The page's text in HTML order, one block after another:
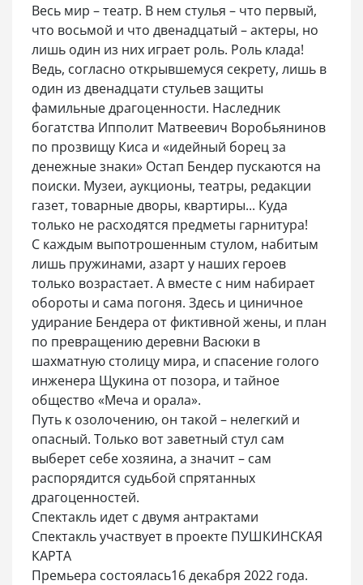
Весь мир – театр. В нем стулья – что первый,
что восьмой и что двенадцатый – актеры, но
лишь один из них играет роль. Роль клада!
Ведь, согласно открывшемуся секрету, лишь в
один из двенадцати стульев защиты
фамильные драгоценности. Наследник
богатства Ипполит Матвеевич Воробьянинов
по прозвищу Киса и «идейный борец за
денежные знаки» Остап Бендер пускаются на
поиски. Музеи, аукционы, театры, редакции
газет, товарные дворы, квартиры... Куда
только не расходятся предметы гарнитура!
С каждым выпотрошенным стулом, набитым
лишь пружинами, азарт у наших героев
только возрастает. А вместе с ним набирает
обороты и сама погоня. Здесь и циничное
удирание Бендера от фиктивной жены, и план
по превращению деревни Васюки в
шахматную столицу мира, и спасение голого
инженера Щукина от позора, и тайное
общество «Меча и орала».
Путь к озолочению, он такой – нелегкий и
опасный. Только вот заветный стул сам
выберет себе хозяина, а значит – сам
распорядится судьбой спрятанных
драгоценностей.
Спектакль идет с двумя антрактами
Спектакль участвует в проекте ПУШКИНСКАЯ
КАРТА
Премьера состоялась16 декабря 2022 года.